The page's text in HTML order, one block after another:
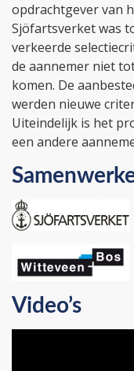
opdrachtgever van
Sjöfartsverket was
verkeerde
de aannemer niet
komen. De
werden nieuwe
Uiteindelijk is het
een andere
Video’s